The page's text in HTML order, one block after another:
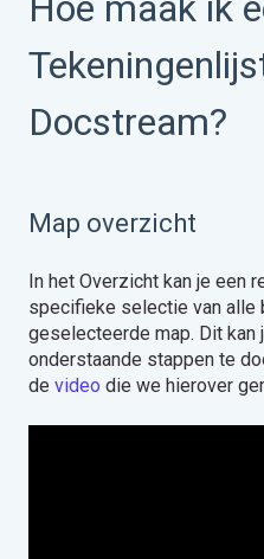
Docstream?
Map overzicht
In het Overzicht kan je een
specifieke selectie van alle
geselecteerde map. Dit kan
onderstaande stappen te
de video die we hierover